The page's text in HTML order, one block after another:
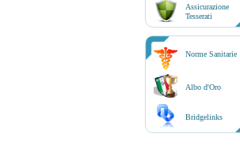
Assicurazione
Tesserati
Norme Sanitarie
Albo d'Oro
Bridgelinks